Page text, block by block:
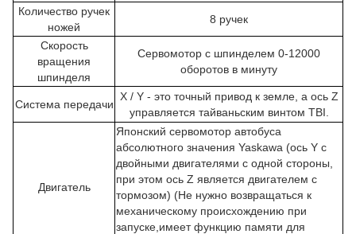
Количество ручек
ножей
8 ручек
Скорость
вращения
шпинделя
Сервомотор с шпинделем 0-12000
оборотов в минуту
Система передачи
X / Y - это точный привод к земле, а ось Z
управляется тайваньским винтом TBI.
Двигатель
Японский сервомотор автобуса
абсолютного значения Yaskawa (ось Y с
двойными двигателями с одной стороны,
при этом ось Z является двигателем с
тормозом) (Не нужно возвращаться к
механическому происхождению при
запуске,имеет функцию памяти для